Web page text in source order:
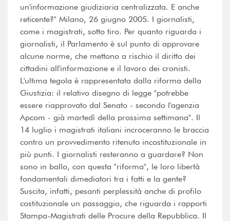
un'informazione giudiziaria centralizzata. E anche
reticente?" Milano, 26 giugno 2005. I giornalisti,
come i magistrati, sotto tiro. Per quanto riguarda i
giornalisti, il Parlamento è sul punto di approvare
alcune norme, che mettono a rischio il diritto dei
cittadini all'informazione e il lavoro dei cronisti.
L'ultima tegola è rappresentata dalla riforma della
Giustizia: il relativo disegno di legge "potrebbe
essere riapprovato dal Senato - secondo l'agenzia
Apcom - già martedì della prossima settimana". Il
14 luglio i magistrati italiani incroceranno le braccia
contro un provvedimento ritenuto incostituzionale in
più punti. I giornalisti resteranno a guardare? Non
sono in ballo, con questa "riforma", le loro libertà
fondamentali dimediatori tra i fatti e la gente?
Suscita, infatti, pesanti perplessità anche di profilo
costituzionale un passaggio, che riguarda i rapporti
Stampa-Magistrati delle Procure della Repubblica. Il